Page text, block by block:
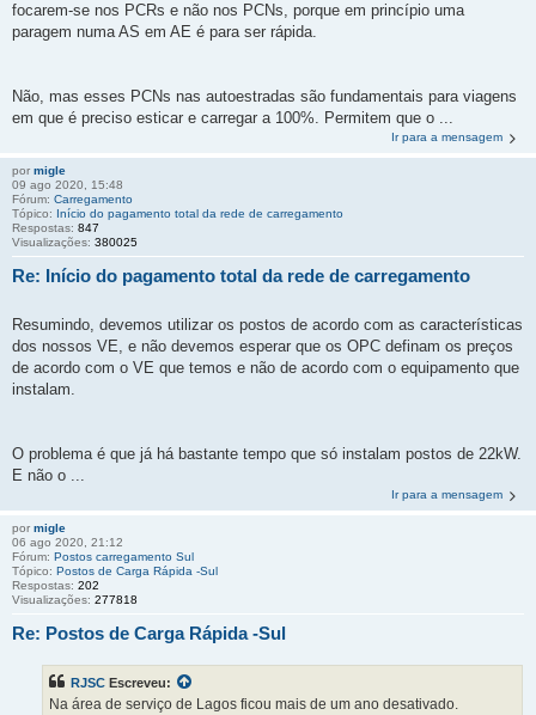
focarem-se nos PCRs e não nos PCNs, porque em princípio uma
paragem numa AS em AE é para ser rápida.
Não, mas esses PCNs nas autoestradas são fundamentais para viagens
em que é preciso esticar e carregar a 100%. Permitem que o ...
Ir para a mensagem
por migle
09 ago 2020, 15:48
Fórum: Carregamento
Tópico: Início do pagamento total da rede de carregamento
Respostas: 847
Visualizações: 380025
Re: Início do pagamento total da rede de carregamento
Resumindo, devemos utilizar os postos de acordo com as características
dos nossos VE, e não devemos esperar que os OPC definam os preços
de acordo com o VE que temos e não de acordo com o equipamento que
instalam.
O problema é que já há bastante tempo que só instalam postos de 22kW.
E não o ...
Ir para a mensagem
por migle
06 ago 2020, 21:12
Fórum: Postos carregamento Sul
Tópico: Postos de Carga Rápida -Sul
Respostas: 202
Visualizações: 277818
Re: Postos de Carga Rápida -Sul
RJSC Escreveu:
Na área de serviço de Lagos ficou mais de um ano desativado.